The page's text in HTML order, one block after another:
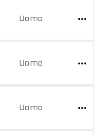
Uomo
Uomo
Uomo